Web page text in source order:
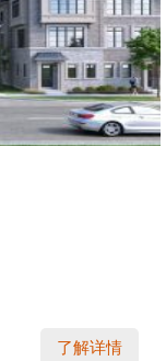
了解详情